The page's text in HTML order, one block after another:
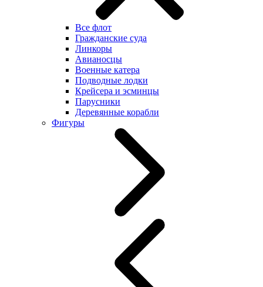
Все флот
Гражданские суда
Линкоры
Авианосцы
Военные катера
Подводные лодки
Крейсера и эсминцы
Парусники
Деревянные корабли
Фигуры